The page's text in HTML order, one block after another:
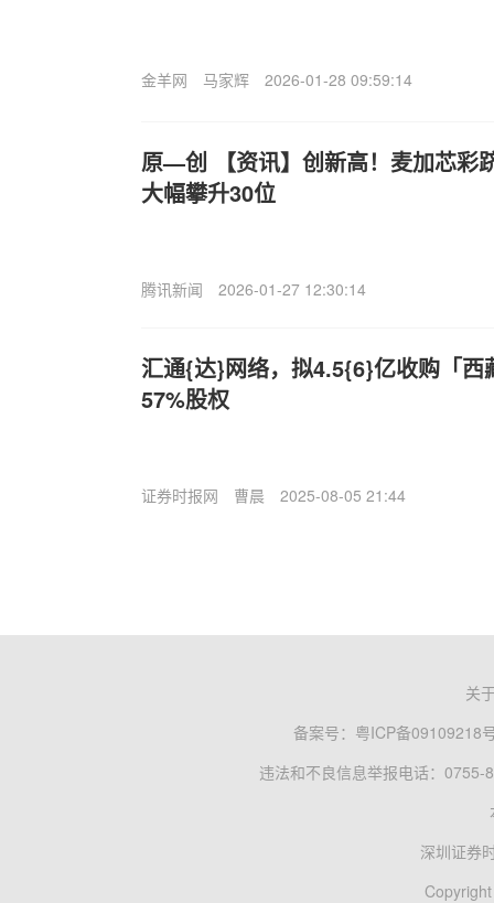
金羊网 马家辉 2026-01-28 09:59:14
原—创 【资讯】创新高！麦加芯彩
大幅攀升30位
腾讯新闻 2026-01-27 12:30:14
汇通{达}网络，拟4.5{6}亿收购「西
57%股权
证券时报网 曹晨 2025-08-05 21:44
关
备案号： 粤ICP备09109218
违法和不良信息举报电话：0755-
深圳证券